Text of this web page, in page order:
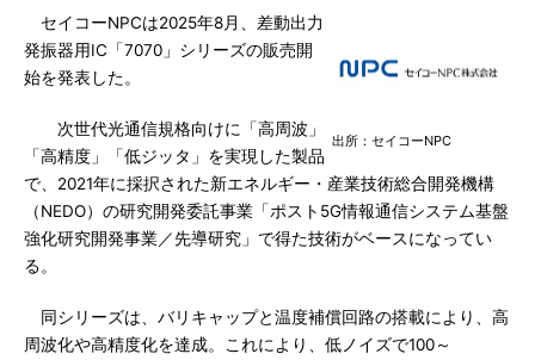
出所：セイコーNPC
セイコーNPCは2025年8月、差動出力
発振器用IC「7070」シリーズの販売開
始を発表した。
次世代光通信規格向けに「高周波」
「高精度」「低ジッタ」を実現した製品
で、2021年に採択された新エネルギー・産業技術総合開発機構
（NEDO）の研究開発委託事業「ポスト5G情報通信システム基盤
強化研究開発事業／先導研究」で得た技術がベースになってい
る。
同シリーズは、バリキャップと温度補償回路の搭載により、高
周波化や高精度化を達成。これにより、低ノイズで100～